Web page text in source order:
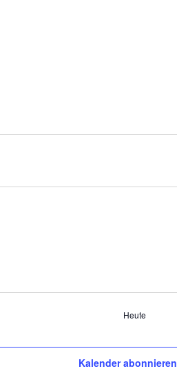
Heute
Kalender abonnieren